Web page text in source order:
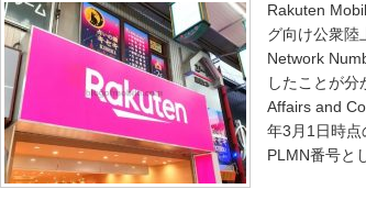
Rakuten
グ向け公衆陸
Network
したことが
Affairs and
年3月1日時
PLMN番号と